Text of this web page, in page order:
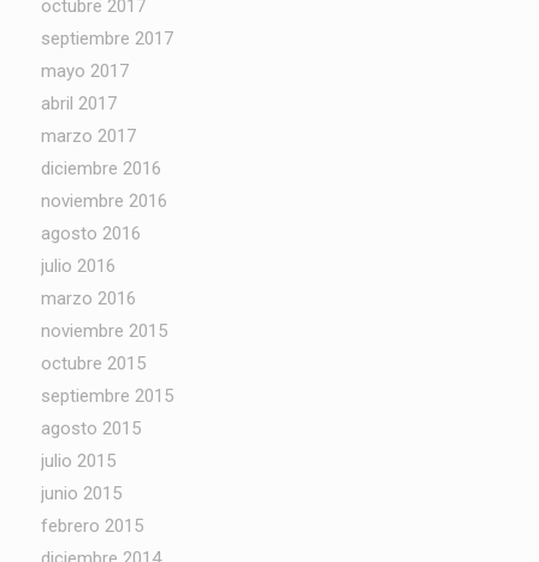
octubre 2017
septiembre 2017
mayo 2017
abril 2017
marzo 2017
diciembre 2016
noviembre 2016
agosto 2016
julio 2016
marzo 2016
noviembre 2015
octubre 2015
septiembre 2015
agosto 2015
julio 2015
junio 2015
febrero 2015